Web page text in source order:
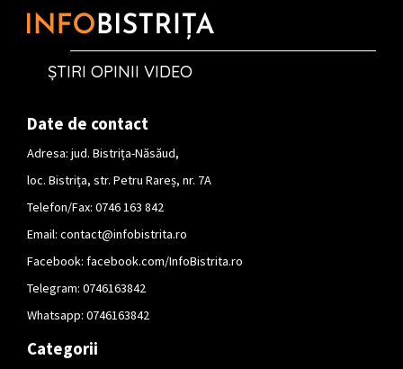
ȘTIRI OPINII VIDEO
Date de contact
Adresa: jud. Bistrița-Năsăud,
loc. Bistrița, str. Petru Rareș, nr. 7A
Telefon/Fax: 0746 163 842
Email: contact@infobistrita.ro
Facebook: facebook.com/InfoBistrita.ro
Telegram: 0746163842
Whatsapp: 0746163842
Categorii